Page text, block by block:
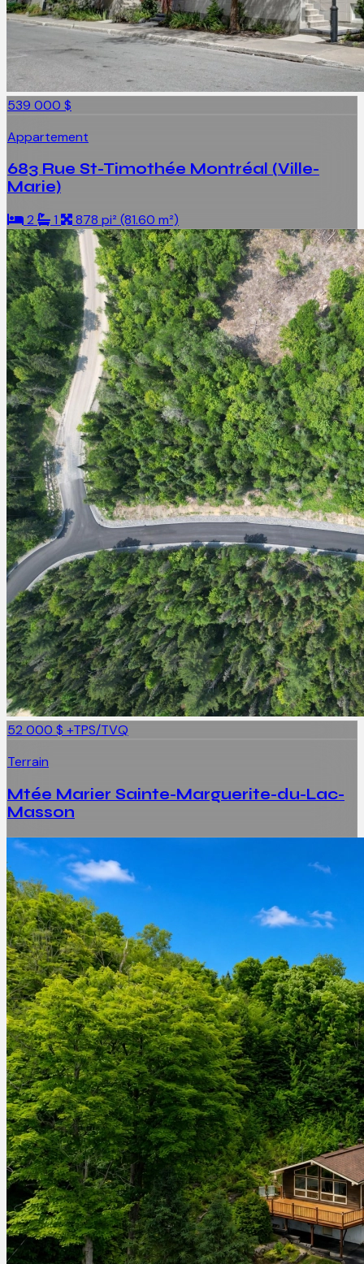
539 000 $
Appartement
683 Rue St-Timothée Montréal (Ville-
Marie)
2 1 878 pi² (81.60 m²)
52 000 $ +TPS/TVQ
Terrain
Mtée Marier Sainte-Marguerite-du-Lac-
Masson